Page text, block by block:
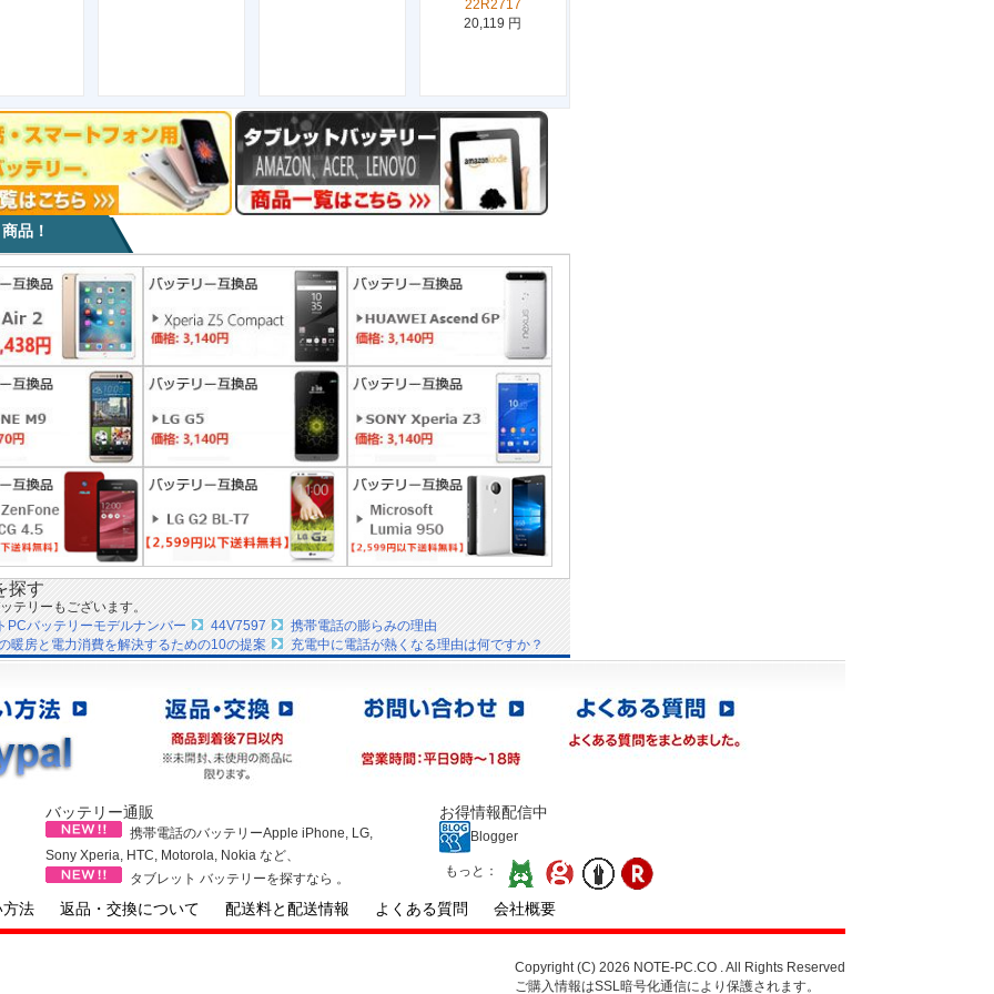
22R2717
20,119 円
品！
探す
テリーもございます。
PCバッテリーモデルナンバー
44V7597
携帯電話の膨らみの理由
暖房と電力消費を解決するための10の提案
充電中に電話が熱くなる理由は何ですか？
バッテリー通販
携帯電話のバッテリーApple iPhone, LG,
Sony Xperia, HTC, Motorola, Nokia など、
タブレット バッテリーを探すなら 。
お得情報配信中
Blogger
もっと：
方法 返品・交換について 配送料と配送情報 よくある質問 会社概要
Copyright (C) 2026 NOTE-PC.CO . All Rights Reserved
ご購入情報はSSL暗号化通信により保護されます。